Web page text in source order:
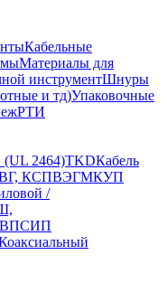
Кабельные
Материалы для
инструментШнуры
и тд)Упаковочные
РТИ
(UL 2464)TKDКабель
КСПВЭГМКУП
/
СИП